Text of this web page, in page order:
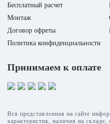
Бесплатный расчет
Монтаж
Договор офреты
Политика конфиденциальности
Принимаем к оплате
Вся представленная на сайте
характеристик, наличия на